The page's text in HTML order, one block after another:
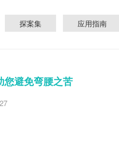
探案集 应用指南
您避免弯腰之苦